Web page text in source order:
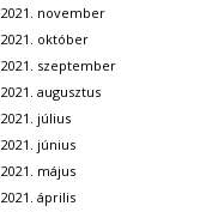
2021. november
2021. október
2021. szeptember
2021. augusztus
2021. július
2021. június
2021. május
2021. április